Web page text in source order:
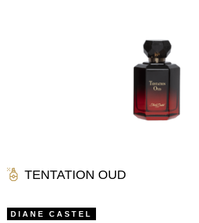
TENTATION OUD
DIANE CASTEL